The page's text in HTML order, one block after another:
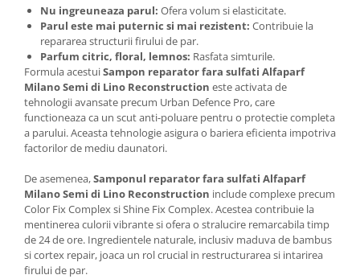
Nu ingreuneaza parul: Ofera volum si elasticitate.
Parul este mai puternic si mai rezistent: Contribuie la
repararea structurii firului de par.
Parfum citric, floral, lemnos: Rasfata simturile.
Formula acestuiSampon reparator fara sulfati Alfaparf
Milano Semi di Lino Reconstruction este activata de
tehnologii avansate precum Urban Defence Pro, care
functioneaza ca un scut anti-poluare pentru o protectie completa
a parului. Aceasta tehnologie asigura o bariera eficienta impotriva
factorilor de mediu daunatori.
De asemenea,Samponul reparator fara sulfati Alfaparf
Milano Semi di Lino Reconstruction include complexe precum
Color Fix Complex si Shine Fix Complex. Acestea contribuie la
mentinerea culorii vibrante si ofera o stralucire remarcabila timp
de 24 de ore. Ingredientele naturale, inclusiv maduva de bambus
si cortex repair, joaca un rol crucial in restructurarea si intarirea
firului de par.